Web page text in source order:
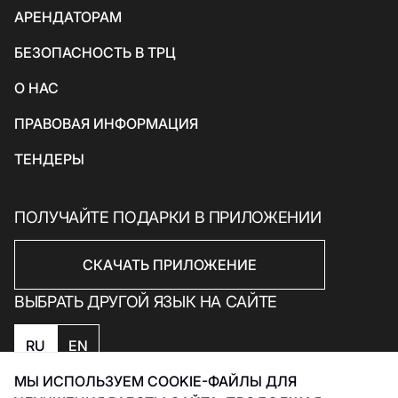
МЫ ИСПОЛЬЗУЕМ COOKIE-ФАЙЛЫ ДЛЯ
Товары для спорта и отдыха
Электроника, книги и бытовая техника
Товары для дома
Подарки и сувениры
АРЕНДАТОРАМ
БЕЗОПАСНОСТЬ В ТРЦ
О НАС
ПРАВОВАЯ ИНФОРМАЦИЯ
ТЕНДЕРЫ
ПОЛУЧАЙТЕ ПОДАРКИ В ПРИЛОЖЕНИИ
СКАЧАТЬ ПРИЛОЖЕНИЕ
ВЫБРАТЬ ДРУГОЙ ЯЗЫК НА САЙТЕ
RU EN